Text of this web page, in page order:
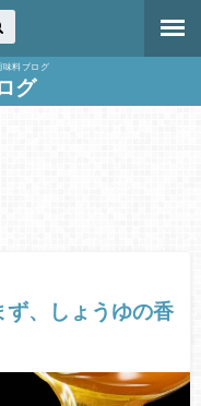
味料ブログ
グ
ず、しょうゆの香